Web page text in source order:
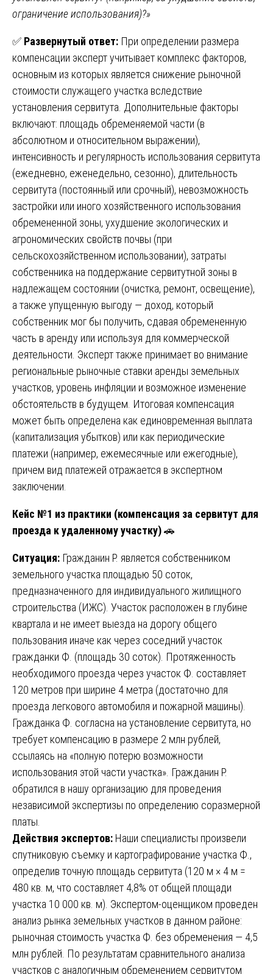
ограничение использования)?»
✅ Развернутый ответ: При определении размера
компенсации эксперт учитывает комплекс факторов,
основным из которых является снижение рыночной
стоимости служащего участка вследствие
установления сервитута. Дополнительные факторы
включают: площадь обременяемой части (в
абсолютном и относительном выражении),
интенсивность и регулярность использования сервитута
(ежедневно, еженедельно, сезонно), длительность
сервитута (постоянный или срочный), невозможность
застройки или иного хозяйственного использования
обремененной зоны, ухудшение экологических и
агрономических свойств почвы (при
сельскохозяйственном использовании), затраты
собственника на поддержание сервитутной зоны в
надлежащем состоянии (очистка, ремонт, освещение),
а также упущенную выгоду — доход, который
собственник мог бы получить, сдавая обремененную
часть в аренду или используя для коммерческой
деятельности. Эксперт также принимает во внимание
региональные рыночные ставки аренды земельных
участков, уровень инфляции и возможное изменение
обстоятельств в будущем. Итоговая компенсация
может быть определена как единовременная выплата
(капитализация убытков) или как периодические
платежи (например, ежемесячные или ежегодные),
причем вид платежей отражается в экспертном
заключении.
Кейс №1 из практики (компенсация за сервитут для
проезда к удаленному участку)🚗
Ситуация: Гражданин Р. является собственником
земельного участка площадью 50 соток,
предназначенного для индивидуального жилищного
строительства (ИЖС). Участок расположен в глубине
квартала и не имеет выезда на дорогу общего
пользования иначе как через соседний участок
гражданки Ф. (площадь 30 соток). Протяженность
необходимого проезда через участок Ф. составляет
120 метров при ширине 4 метра (достаточно для
проезда легкового автомобиля и пожарной машины).
Гражданка Ф. согласна на установление сервитута, но
требует компенсацию в размере 2 млн рублей,
ссылаясь на «полную потерю возможности
использования этой части участка». Гражданин Р.
обратился в нашу организацию для проведения
независимой экспертизы по определению соразмерной
платы.
Действия экспертов: Наши специалисты произвели
спутниковую съемку и картографирование участка Ф.,
определив точную площадь сервитута (120 м × 4 м =
480 кв. м, что составляет 4,8% от общей площади
участка 10 000 кв. м). Экспертом-оценщиком проведен
анализ рынка земельных участков в данном районе:
рыночная стоимость участка Ф. без обременения — 4,5
млн рублей. По результатам сравнительного анализа
участков с аналогичным обременением сервитутом